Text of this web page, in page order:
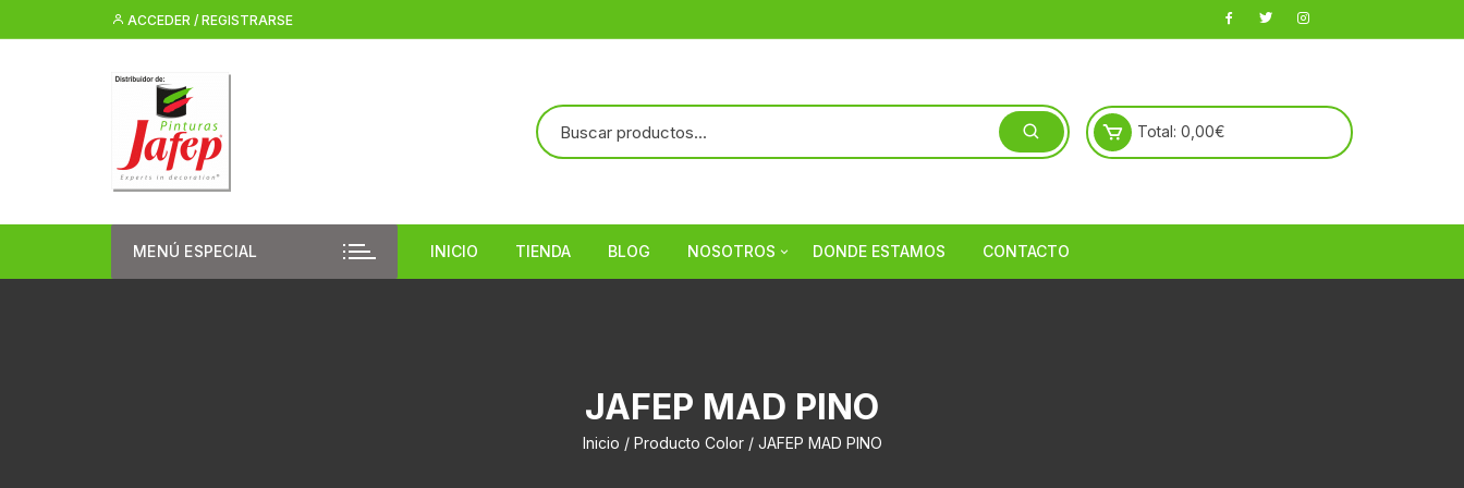
al
ACCEDER / REGISTRARSE
Total: 0,00€
MENÚ ESPECIAL INICIO TIENDA BLOG NOSOTROS DONDE ESTAMOS CONTACTO
JAFEP MAD PINO
Inicio / Producto Color / JAFEP MAD PINO